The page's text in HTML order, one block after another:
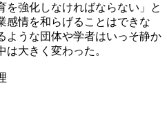
を強化しなければならない」と
感情を和らげることはできな
ような団体や学者はいっそ静か
大きく変わった。